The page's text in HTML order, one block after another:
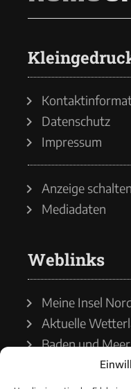
Datenschutz
Impressum
Anzeige schalten
Mediadaten
Weblinks
Meine Insel
Aktuelle
Baden und Meer